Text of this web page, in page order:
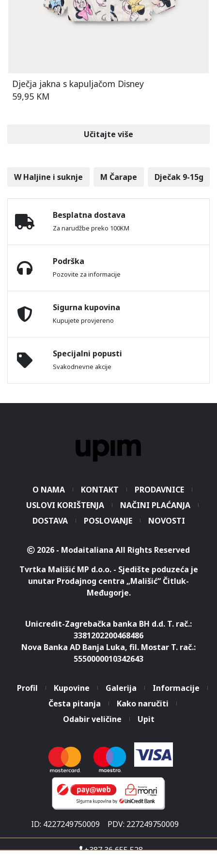
Dječja jakna s kapuljačom Disney
59,95 KM
Učitajte više
W Haljine i suknje M Čarape Dječak 9-15g
Besplatna dostava
Za narudžbe preko 100KM
Podrška
Pozovite za informacije
Sigurna kupovina
Kupujete provjereno
Specijalni popusti
Svakodnevne akcije
O NAMA KONTAKT
PRODAVNICE
USLOVI KORIŠTENJA
NAČINI PLAĆANJA
DOSTAVA
POSLOVANJE NOVOSTI
2026 - Modaitaliana All Rights Reserved
Tvrtka Mališić MP d.o.o. - Sjedište poduzeća je
unutar Prodajnog centra „Mališić“ Čitluk-
Međugorje.
Unicredit-Zagrebačka banka BH d.d. T. rač.:
3381202200468486
Nova Banka AD Banja Luka, fil. Mostar T. rač.:
5550000010342643
Profil Kupovine Galerija
Informacije
Česta pitanja
Kako naručiti
Odabir veličine
Upit
ID: 4227249750009 PDV: 227249750009
+387 36 655 528